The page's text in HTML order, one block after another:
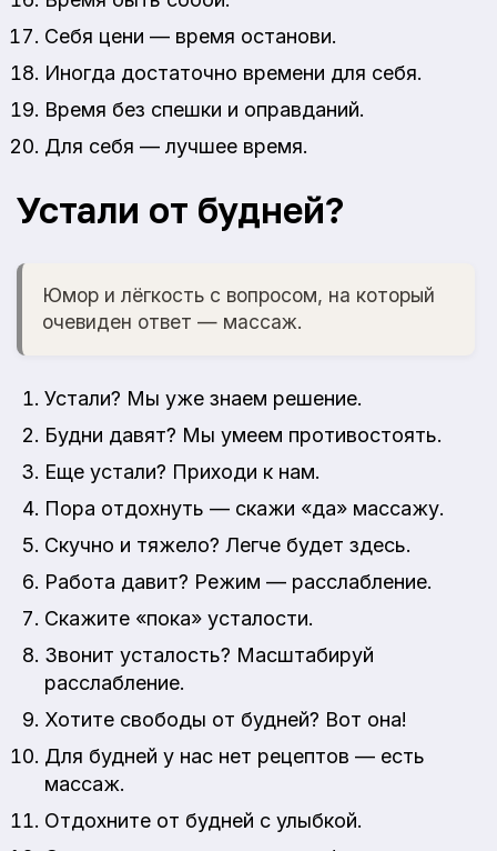
Себя цени — время останови.
Иногда достаточно времени для себя.
Время без спешки и оправданий.
Для себя — лучшее время.
Устали от будней?
Юмор и лёгкость с вопросом, на который
очевиден ответ — массаж.
Устали? Мы уже знаем решение.
Будни давят? Мы умеем противостоять.
Еще устали? Приходи к нам.
Пора отдохнуть — скажи «да» массажу.
Скучно и тяжело? Легче будет здесь.
Работа давит? Режим — расслабление.
Скажите «пока» усталости.
Звонит усталость? Масштабируй
расслабление.
Хотите свободы от будней? Вот она!
Для будней у нас нет рецептов — есть
массаж.
Отдохните от будней с улыбкой.